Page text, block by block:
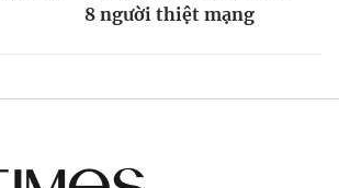
8 người thiệt mạng